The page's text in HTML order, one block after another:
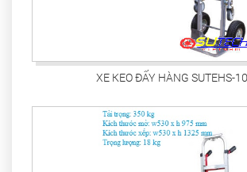
XE KEO ĐẨY HÀNG SUTEHS-